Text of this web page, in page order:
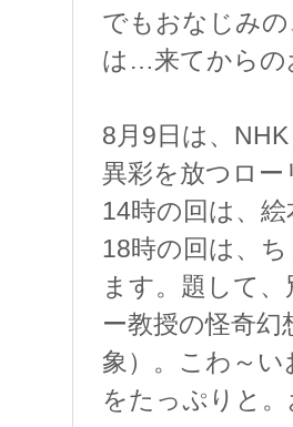
でもおなじみ
は…来てからの
8月9日は、
異彩を放つロー
14時の回は、
18時の回は、
ます。題して
ー教授の怪奇幻
象）。こわ～
をたっぷりと